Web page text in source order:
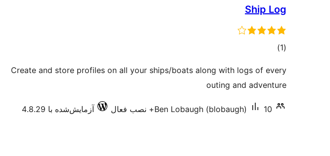
Ship Log
(1 مجموع)
Create and store profiles on all your ships/boats along with logs of every
outing and adventure
Ben Lobaugh (blobaugh) 10+ نصب فعال آزمایش‌شده با 4.8.29